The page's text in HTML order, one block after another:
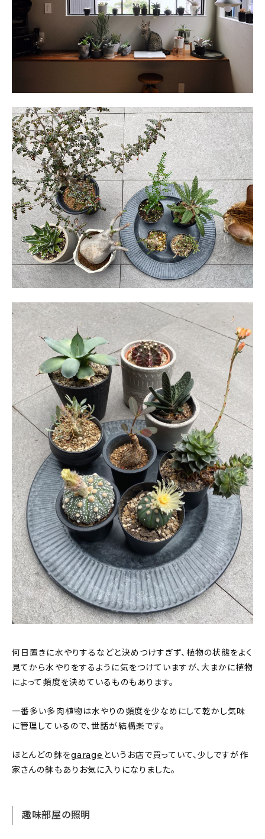
何日置きに水やりするなどと決めつけすぎず、植物の状態をよく
見てから水やりをするように気をつけていますが、大まかに植物
によって頻度を決めているものもあります。
一番多い多肉植物は水やりの頻度を少なめにして乾かし気味
に管理しているので、世話が結構楽です。
ほとんどの鉢をgarage というお店で買っていて、少しですが作
家さんの鉢もありお気に入りになりました。
趣味部屋の照明